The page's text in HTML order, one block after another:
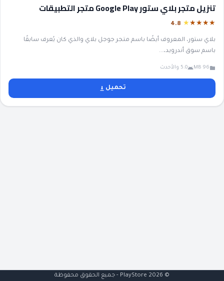
تنزيل متجر بلاي ستور Google Play متجر التطبيقات
★
★
★
★
★
4.8
بلاي ستور، المعروف أيضًا باسم متجر جوجل بلاي والذي كان يُعرف سابقًا
باسم سوق أندرويد،...
96 MB 5.0 والأحدث
تحميل
© 2026 PlayStore - جميع الحقوق محفوظة